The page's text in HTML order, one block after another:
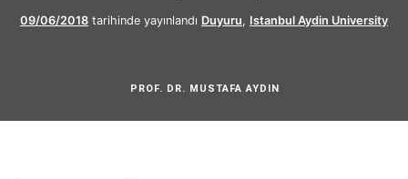
09/06/2018 tarihinde yayınlandı Duyuru, Istanbul Aydin University
PROF. DR. MUSTAFA AYDIN